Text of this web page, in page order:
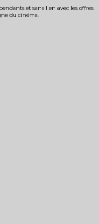
et sans lien avec les offres
du cinéma.